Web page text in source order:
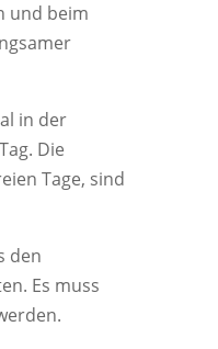
und beim
in der
Die
Tage, sind
den
Es muss